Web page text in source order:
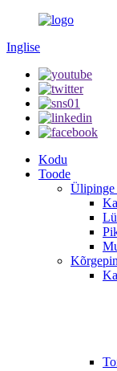
Inglise
Kodu
Toode
Ülipinge